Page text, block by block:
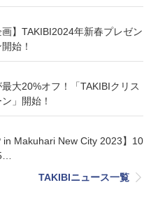
画】TAKIBI2024年新春プレゼン
始！
大20%オフ！「TAKIBIクリス
」開始！
in Makuhari New City 2023】10
TAKIBIニュース一覧